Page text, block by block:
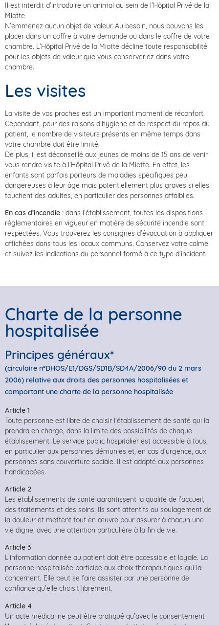
Il est interdit d’introduire un animal au sein de l’Hôpital Privé de la
Miotte
N’emmenez aucun objet de valeur. Au besoin, nous pouvons les
placer dans un coffre à votre demande ou dans le coffre de votre
chambre. L’Hôpital Privé de la Miotte décline toute responsabilité
pour les objets de valeur que vous conserveriez dans votre
chambre.
Les visites
La visite de vos proches est un important moment de réconfort.
Cependant, pour des raisons d’hygiène et de respect du repos du
patient, le nombre de visiteurs présents en même temps dans
votre chambre doit être limité.
De plus, il est déconseillé aux jeunes de moins de 15 ans de venir
vous rendre visite à l’Hôpital Privé de la Miotte. En effet, les
enfants sont parfois porteurs de maladies spécifiques peu
dangereuses à leur âge mais potentiellement plus graves si elles
touchent des adultes, en particulier des personnes affaiblies.
En cas d’incendie : dans l’établissement, toutes les dispositions
réglementaires en vigueur en matière de sécurité incendie sont
respectées. Vous trouverez les consignes d’évacuation à appliquer
affichées dans tous les locaux communs. Conservez votre calme
et suivez les indications du personnel formé à ce type d’incident.
Charte de la personne
hospitalisée
Principes généraux*
(circulaire n°DHOS/E1/DGS/SD1B/SD4A/2006/90 du 2 mars
2006) relative aux droits des personnes hospitalisées et
comportant une charte de la personne hospitalisée
Article 1
Toute personne est libre de choisir l’établissement de santé qui la
prendra en charge, dans la limite des possibilités de chaque
établissement. Le service public hospitalier est accessible à tous,
en particulier aux personnes démunies et, en cas d’urgence, aux
personnes sans couverture sociale. Il est adapté aux personnes
handicapées.
Article 2
Les établissements de santé garantissent la qualité de l’accueil,
des traitements et des soins. Ils sont attentifs au soulagement de
la douleur et mettent tout en œuvre pour assurer à chacun une
vie digne, avec une attention particulière à la fin de vie.
Article 3
L’information donnée au patient doit être accessible et loyale. La
personne hospitalisée participe aux choix thérapeutiques qui la
concernent. Elle peut se faire assister par une personne de
confiance qu’elle choisit librement.
Article 4
Un acte médical ne peut être pratiqué qu’avec le consentement